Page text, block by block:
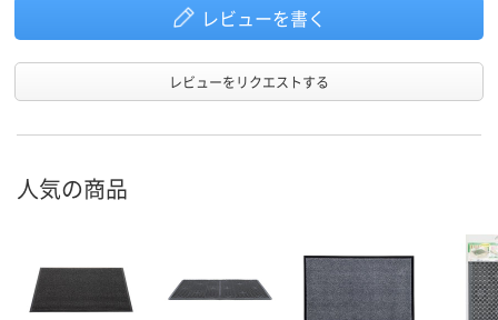
レビューを書く
レビューをリクエストする
人気の商品